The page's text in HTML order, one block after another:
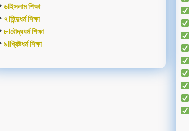
৬।ইসলাম শিক্ষা
৭।হিন্দুধর্ম শিক্ষা
৮।বৌদ্ধধর্ম শিক্ষা
৯।খ্রিষ্টধর্ম শিক্ষা